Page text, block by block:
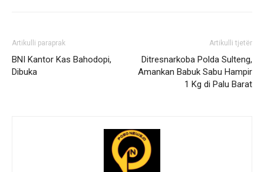
Artikulli paraprak
BNI Kantor Kas Bahodopi,
Dibuka
Artikulli tjetër
Ditresnarkoba Polda Sulteng,
Amankan Babuk Sabu Hampir
1 Kg di Palu Barat